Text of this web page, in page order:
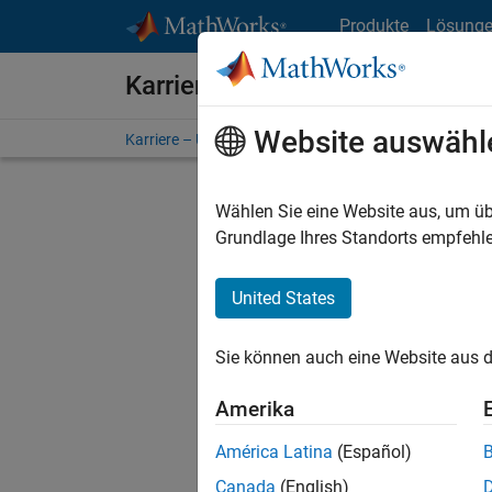
Produkte
Karriere bei MathWorks
Karriere – Übersicht Stellensuche
Stellen
Es
Region
Website
Wählen Sie eine Website aus, um
Grundlage Ihres Standorts
United States
Sie können auch eine Website aus
Amerika
América Latina (Español)
Canada (English)